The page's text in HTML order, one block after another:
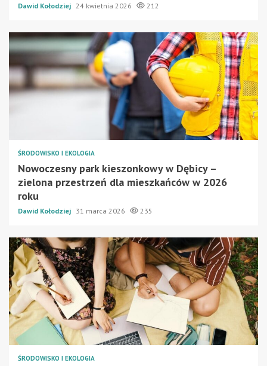
Dawid Kołodziej 24 kwietnia 2026 212
ŚRODOWISKO I EKOLOGIA
Nowoczesny park kieszonkowy w Dębicy –
zielona przestrzeń dla mieszkańców w 2026
roku
Dawid Kołodziej 31 marca 2026 235
ŚRODOWISKO I EKOLOGIA